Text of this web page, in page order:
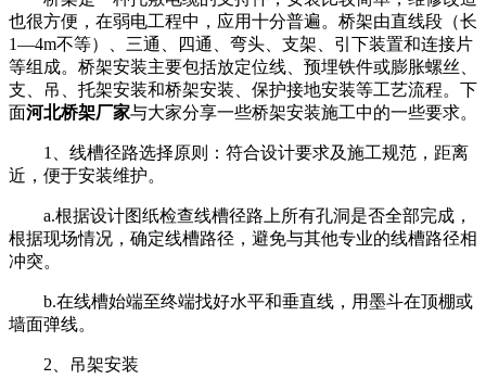
也很方便，在弱电工程中，应用十分普遍。桥架由直线段（长
1—4m不等）、三通、四通、弯头、支架、引下装置和连接片
等组成。桥架安装主要包括放定位线、预埋铁件或膨胀螺丝、
支、吊、托架安装和桥架安装、保护接地安装等工艺流程。下
面河北桥架厂家与大家分享一些桥架安装施工中的一些要求。
1、线槽径路选择原则：符合设计要求及施工规范，距离
近，便于安装维护。
a.根据设计图纸检查线槽径路上所有孔洞是否全部完成，
根据现场情况，确定线槽路径，避免与其他专业的线槽路径相
冲突。
b.在线槽始端至终端找好水平和垂直线，用墨斗在顶棚或
墙面弹线。
2、吊架安装